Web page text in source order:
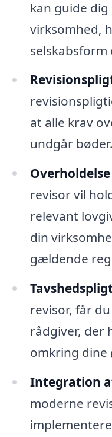
kan guide
virksomhed,
at alle krav
undgår bøder.
revisor vil
relevant
din
gældende
revisor, får
rådgiver, der
omkring dine
Integration
moderne